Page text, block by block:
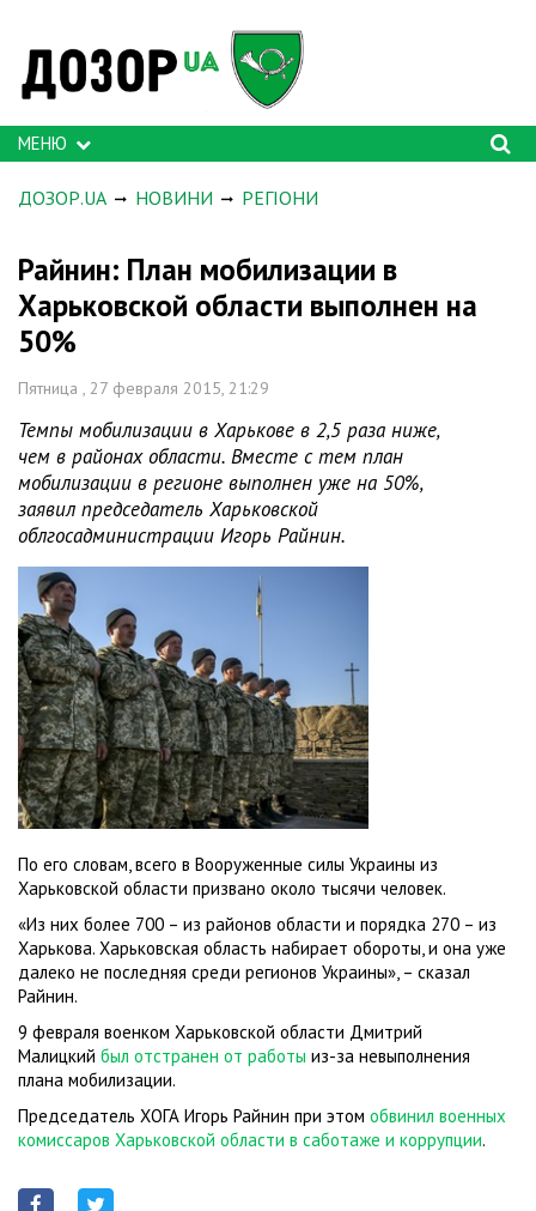
МЕНЮ
ДОЗОР.UA НОВИНИ РЕГІОНИ
Райнин: План мобилизации в
Харьковской области выполнен на
50%
Пятница , 27 февраля 2015, 21:29
Темпы мобилизации в Харькове в 2,5 раза ниже,
чем в районах области. Вместе с тем план
мобилизации в регионе выполнен уже на 50%,
заявил председатель Харьковской
облгосадминистрации Игорь Райнин.
По его словам, всего в Вооруженные силы Украины из
Харьковской области призвано около тысячи человек.
«Из них более 700 – из районов области и порядка 270 – из
Харькова. Харьковская область набирает обороты, и она уже
далеко не последняя среди регионов Украины», – сказал
Райнин.
9 февраля военком Харьковской области Дмитрий
Малицкий был отстранен от работы из-за невыполнения
плана мобилизации.
Председатель ХОГА Игорь Райнин при этом обвинил военных
комиссаров Харьковской области в саботаже и коррупции.